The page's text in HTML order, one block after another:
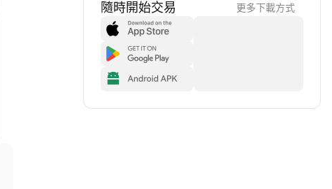
隨時開始交易 更多下載方式